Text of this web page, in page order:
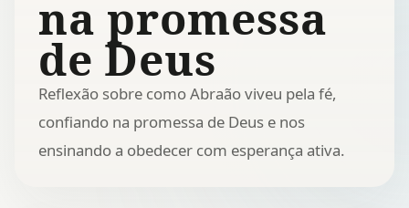
na promessa
de Deus
Reflexão sobre como Abraão viveu pela fé,
confiando na promessa de Deus e nos
ensinando a obedecer com esperança ativa.